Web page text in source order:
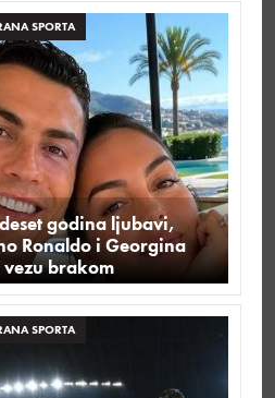
SPORTA
godina ljubavi,
Ronaldo i Georgina
brakom
SPORTA